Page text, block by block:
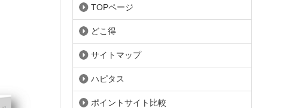
TOPページ
どこ得
サイトマップ
ハピタス
ポイントサイト比較